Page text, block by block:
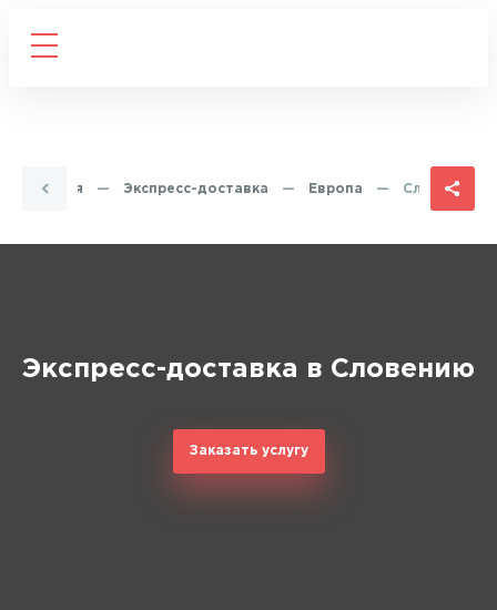
Главная — Экспресс-доставка — Европа — Словения
Экспресс-доставка в Словению
Заказать услугу